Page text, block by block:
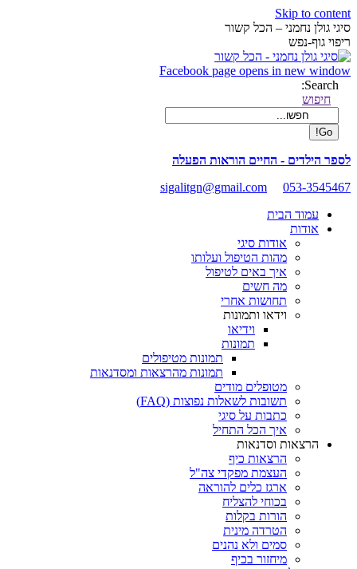
Skip to content
סיגי גולן נחמני – הכל קשור
ריפוי גוף-נפש
Facebook page opens in new window
Search:
חיפוש
לספר הילדים - החיים הוראות הפעלה
sigalitgn@gmail.com
053-3545467
עמוד הבית
אודות
אודות סיגי
מהות הטיפול ועלותו
איך באים לטיפול
מה חשים
תחושות אחרי
וידאו ותמונות
וידיאו
תמונות
תמונות מטיפולים
תמונות מהרצאות ומסדנאות
מטופלים מודים
תשובות לשאלות נפוצות (FAQ)
כתבות על סיגי
איך הכל התחיל
הרצאות וסדנאות
הרצאות כיף
העצמת מפקדי צה"ל
ארגז כלים להוראה
בכוחי להצליח
הורות בקלות
הטרדה מינית
סמים ולא נהנים
מיחזור בכיף